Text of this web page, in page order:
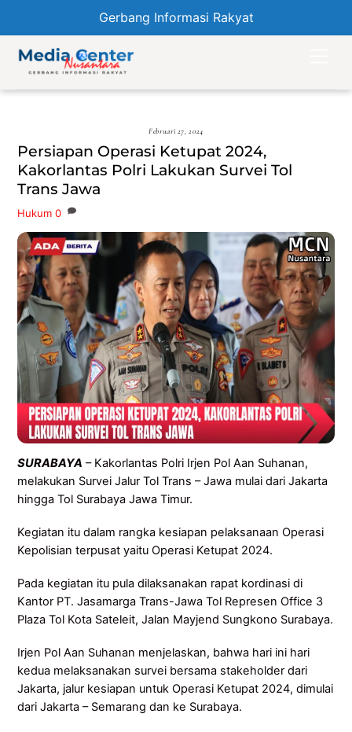
Gerbang Informasi Rakyat
content
Februari 27, 2024
Persiapan Operasi Ketupat 2024,
Kakorlantas Polri Lakukan Survei Tol
Trans Jawa
Hukum 0
SURABAYA – Kakorlantas Polri Irjen Pol Aan Suhanan,
melakukan Survei Jalur Tol Trans – Jawa mulai dari Jakarta
hingga Tol Surabaya Jawa Timur.
Kegiatan itu dalam rangka kesiapan pelaksanaan Operasi
Kepolisian terpusat yaitu Operasi Ketupat 2024.
Pada kegiatan itu pula dilaksanakan rapat kordinasi di
Kantor PT. Jasamarga Trans-Jawa Tol Represen Office 3
Plaza Tol Kota Sateleit, Jalan Mayjend Sungkono Surabaya.
Irjen Pol Aan Suhanan menjelaskan, bahwa hari ini hari
kedua melaksanakan survei bersama stakeholder dari
Jakarta, jalur kesiapan untuk Operasi Ketupat 2024, dimulai
dari Jakarta – Semarang dan ke Surabaya.